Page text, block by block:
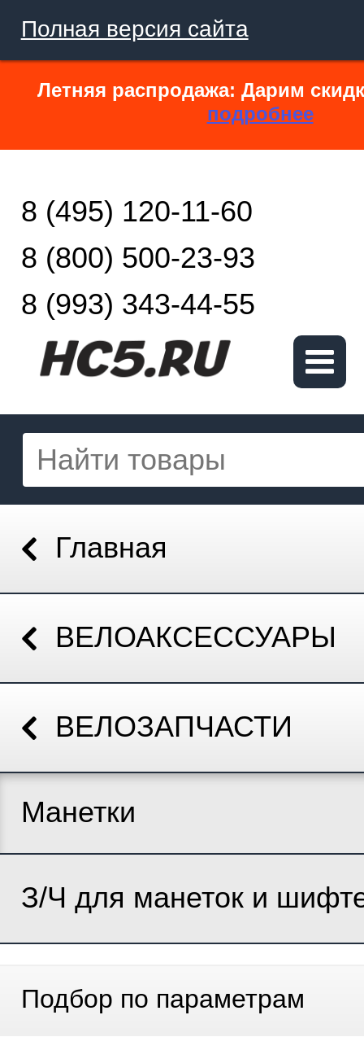
Полная версия сайта
Летняя распродажа: Дарим
подробнее
8 (495) 120-11-60
8 (800) 500-23-93
8 (993) 343-44-55
Главная
ВЕЛОАКСЕССУАРЫ
ВЕЛОЗАПЧАСТИ
Манетки
З/Ч для манеток и
Подбор по параметрам